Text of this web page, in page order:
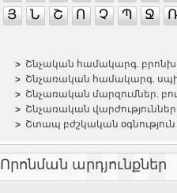
Յ
Ն Շ Ո Չ Պ Ջ Ռ
Շնչական համակարգ.
Շնչառական համակարգ.
Շնչառական մարզումներ.
Շնչառական
Շտապ բժշկական օգնություն
Որոնման արդյունքներ